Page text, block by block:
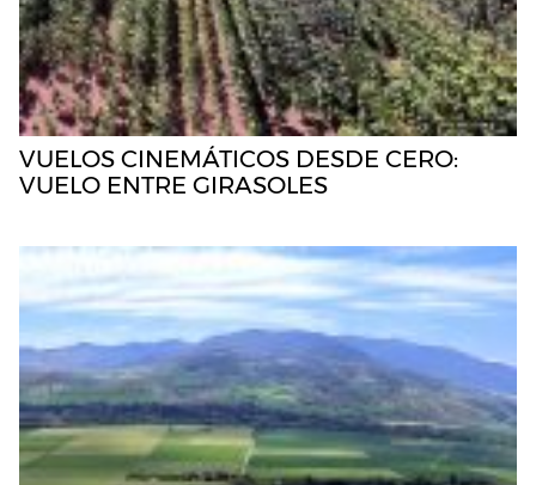
VUELOS CINEMÁTICOS DESDE CERO:
VUELO ENTRE GIRASOLES